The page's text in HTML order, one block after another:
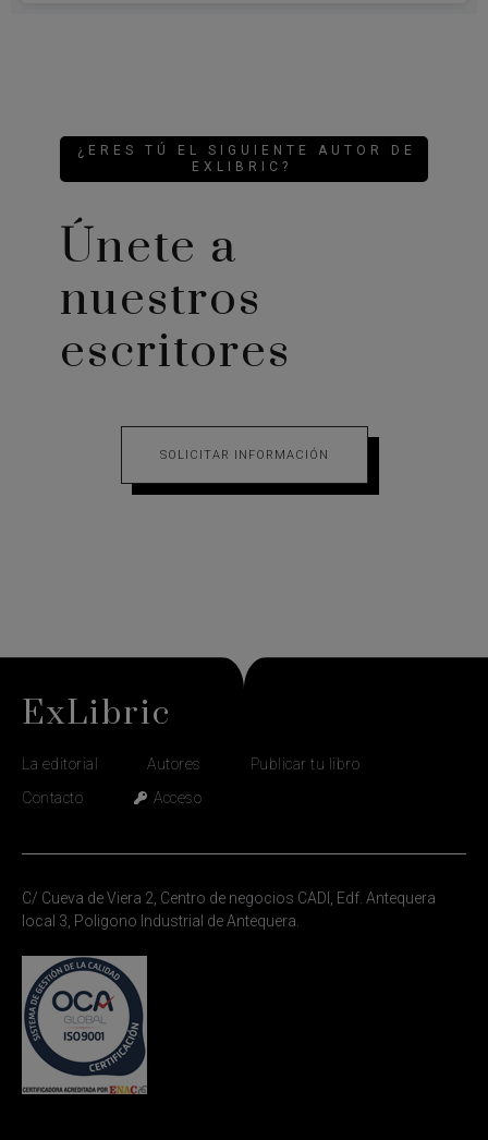
¿ERES TÚ EL SIGUIENTE AUTOR DE
EXLIBRIC?
Únete a
nuestros
escritores
SOLICITAR INFORMACIÓN
ExLibric
La editorial Autores
Publicar tu libro
Contacto
Acceso
C/ Cueva de Viera 2, Centro de negocios CADI, Edf. Antequera
local 3, Poligono Industrial de Antequera.